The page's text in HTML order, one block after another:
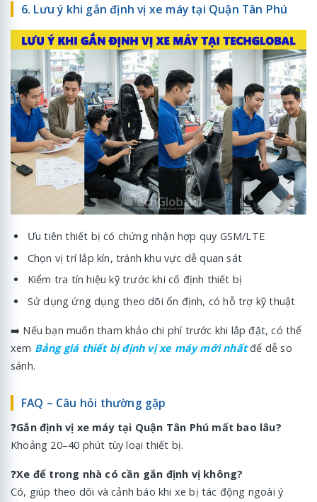
6. Lưu ý khi gắn định vị xe máy tại Quận Tân Phú
Ưu tiên thiết bị có chứng nhận hợp quy GSM/LTE
Chọn vị trí lắp kín, tránh khu vực dễ quan sát
Kiểm tra tín hiệu kỹ trước khi cố định thiết bị
Sử dụng ứng dụng theo dõi ổn định, có hỗ trợ kỹ thuật
➡️ Nếu bạn muốn tham khảo chi phí trước khi lắp đặt, có thể
xem Bảng giá thiết bị định vị xe máy mới nhấtđể dễ so
sánh.
FAQ – Câu hỏi thường gặp
❓Gắn định vị xe máy tại Quận Tân Phú mất bao lâu?
Khoảng 20–40 phút tùy loại thiết bị.
❓Xe để trong nhà có cần gắn định vị không?
Có, giúp theo dõi và cảnh báo khi xe bị tác động ngoài ý